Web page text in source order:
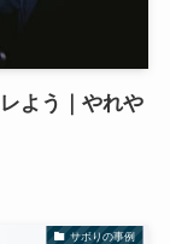
よう｜やれや
サボりの事例